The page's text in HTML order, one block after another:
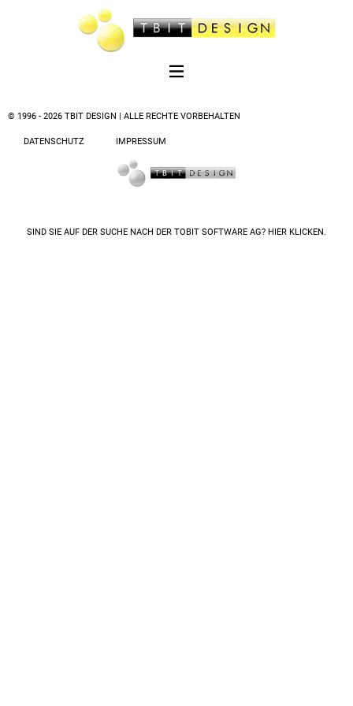
© 1996 - 2026 TBIT DESIGN | ALLE RECHTE VORBEHALTEN
DATENSCHUTZ IMPRESSUM
SIND SIE AUF DER SUCHE NACH DER TOBIT SOFTWARE AG? HIER KLICKEN.